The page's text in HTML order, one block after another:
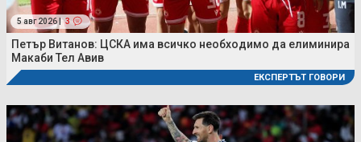
5 авг 2026 | 3
Петър Витанов: ЦСКА има всичко необходимо да елиминира
Макаби Тел Авив
ЕКСПЕРТЪТ ГОВОРИ